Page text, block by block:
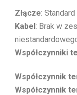
Złącze:
Kabel : Brak w
Współczynniki
Współczynnik
Współczynnik